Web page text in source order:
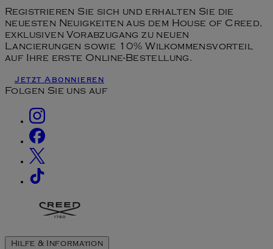
Registrieren Sie sich und erhalten Sie die
neuesten Neuigkeiten aus dem House of Creed,
exklusiven Vorabzugang zu neuen
Lancierungen sowie 10% Wilkommensvorteil
auf Ihre erste Online-Bestellung.
Jetzt Abonnieren
Folgen Sie uns auf
Hilfe & Information